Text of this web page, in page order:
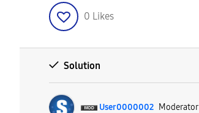
0 Likes
Solution
User0000002 Moderator